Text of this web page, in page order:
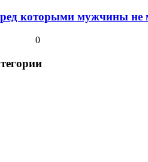
которыми мужчины не
0